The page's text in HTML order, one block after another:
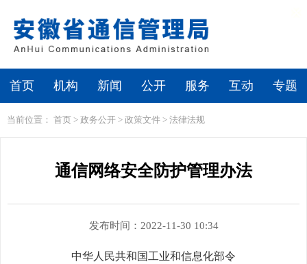
首页 机构 新闻 公开 服务 互动 专题
当前位置： 首页 > 政务公开 > 政策文件 > 法律法规
通信网络安全防护管理办法
发布时间：2022-11-30 10:34
中华人民共和国工业和信息化部令